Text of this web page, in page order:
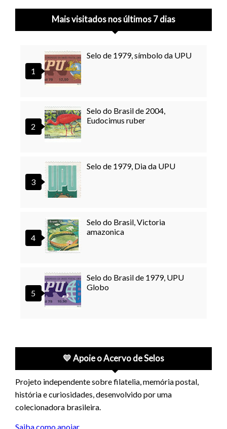
Mais visitados nos últimos 7 dias
Selo de 1979, símbolo da UPU
Selo do Brasil de 2004,
Eudocimus ruber
Selo de 1979, Dia da UPU
Selo do Brasil, Victoria
amazonica
Selo do Brasil de 1979, UPU
Globo
💛 Apoie o Acervo de Selos
Projeto independente sobre filatelia, memória postal,
história e curiosidades, desenvolvido por uma
colecionadora brasileira.
Saiba como apoiar